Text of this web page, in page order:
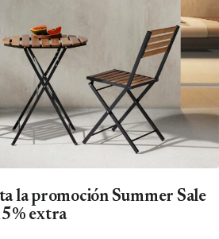
la promoción Summer Sale
extra